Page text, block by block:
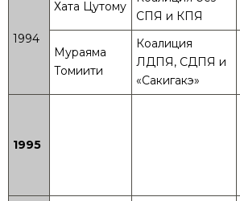
1994
Хата Цутому
СПЯ и КПЯ
Мураяма
Томиити
Коалиция
ЛДПЯ, СДПЯ и
«Сакигакэ»
1995